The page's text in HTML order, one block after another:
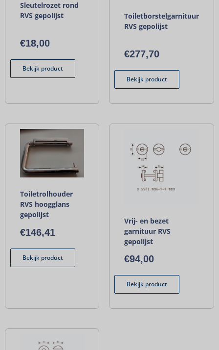
Sleutelrozet rond
RVS gepolijst
€18,00
Bekijk product
Toiletborstelgarnituur
RVS gepolijst
€277,70
Bekijk product
Toiletrolhouder
RVS hoogglans
gepolijst
€146,41
Bekijk product
Vrij- en bezet
garnituur RVS
gepolijst
€94,00
Bekijk product